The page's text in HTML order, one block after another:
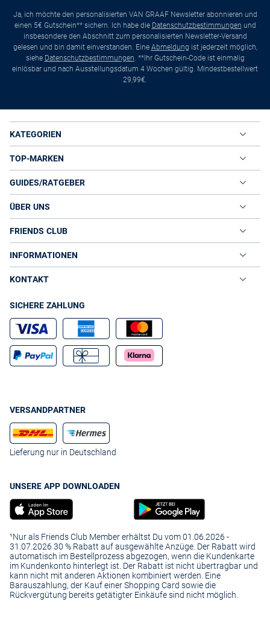
Ja, ich möchte den personalisierten VAN GRAAF Newsletter abonnieren und
einen 5€ Gutschein** sichern. Ich habe die Datenschutzbestimmungen und
insbesondere den Abschnitt zum personalisierten Newsletter-Versand
gelesen und bin damit einverstanden. Eine Abmeldung ist jederzeit möglich,
siehe Datenschutzbestimmungen. **Ihr Gutschein-Code ist einmalig
einlösbar und nach Ausstellungsdatum 4 Wochen gültig. Mindestbestellwert
29,99€.
KATEGORIEN
TOP-MARKEN
GUIDES/RATGEBER
ÜBER UNS
FRIENDS CLUB
INFORMATIONEN
KONTAKT
SICHERE ZAHLUNG
VERSANDPARTNER
Lieferung nur in Deutschland
UNSERE APP DOWNLOADEN
¹Nur als Friends Club Member erhältst Du vom 01.06.2026 -
31.07.2026 30 % Rabatt auf ausgewählte Anzüge. Der Rabatt wird
automatisch im Bestellprozess abgezogen, wenn die Kundenkarte
im Kundenkonto hinterlegt ist. Der Rabatt ist nicht übertragbar und
kann nicht mit anderen Aktionen kombiniert werden. Eine
Barauszahlung, der Kauf einer Shopping Card sowie die
Rückvergütung bereits getätigter Einkäufe sind nicht möglich.